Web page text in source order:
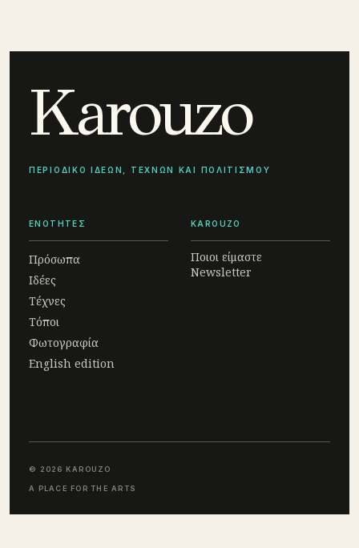
Karouzo
ΠΕΡΙΟΔΙΚΟ ΙΔΕΩΝ, ΤΕΧΝΩΝ ΚΑΙ ΠΟΛΙΤΙΣΜΟΥ
ΕΝΟΤΗΤΕΣ
Πρόσωπα
Ιδέες
Τέχνες
Τόποι
Φωτογραφία
English edition
KAROUZO
Ποιοι είμαστε
Newsletter
© 2026 KAROUZO
A PLACE FOR THE ARTS